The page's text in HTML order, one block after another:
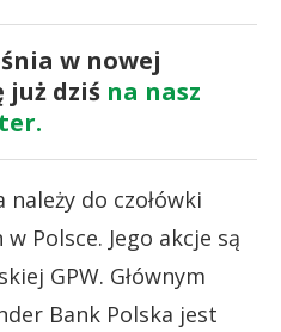
w nowej
już dziś na nasz
do czołówki
Polsce. Jego akcje są
GPW. Głównym
Bank Polska jest